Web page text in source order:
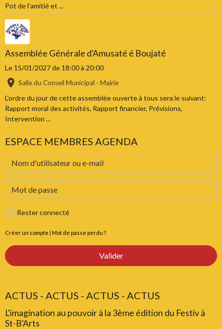
Pot de l'amitié et ...
Assemblée Générale d'Amusaté é Boujaté
Le 15/01/2027de 18:00à 20:00
Salle du Conseil Municipal - Mairie
L'ordre du jour de cette assemblée ouverte à tous sera le suivant:
Rapport moral des activités, Rapport financier, Prévisions,
Intervention ...
ESPACE MEMBRES AGENDA
Rester connecté
Créer un compte | Mot de passe perdu ?
Valider
ACTUS - ACTUS - ACTUS - ACTUS
L'imagination au pouvoir à la 3ème édition du Festiv à
St-B'Arts